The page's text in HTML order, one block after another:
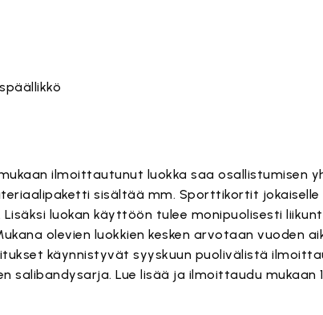
ilmoittautunut luokka saa osallistumisen
sisältää mm. Sporttikortit jokaiselle
luokan käyttöön tulee monipuolisesti
olevien luokkien kesken arvotaan vuoden
käynnistyvät syyskuun puolivälistä
salibandysarja. Lue lisää ja ilmoittaudu mukaan